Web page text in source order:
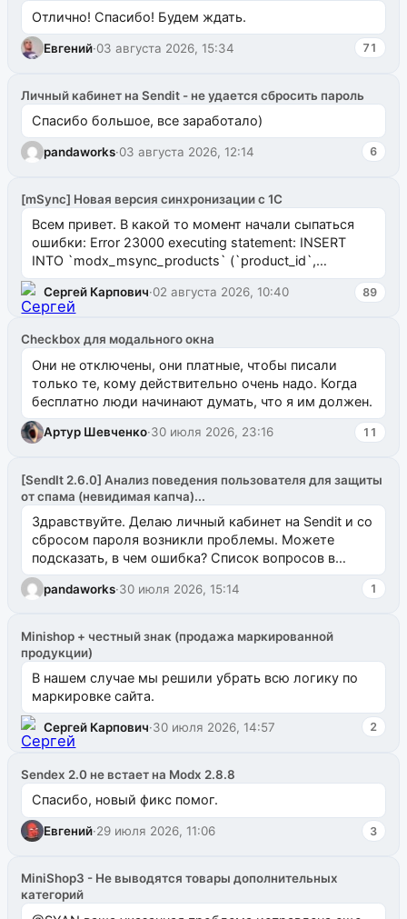
Отлично! Спасибо! Будем ждать.
Евгений·03 августа 2026, 15:34 71
Личный кабинет на Sendit - не удается сбросить пароль
Спасибо большое, все заработало)
pandaworks·03 августа 2026, 12:14 6
[mSync] Новая версия синхронизации с 1С
Всем привет. В какой то момент начали сыпаться
ошибки: Error 23000 executing statement: INSERT
INTO `modx_msync_products` (`product_id`,
`uuid_1c`) VALUES ...
Сергей Карпович·02 августа 2026, 10:40 89
Checkbox для модального окна
Они не отключены, они платные, чтобы писали
только те, кому действительно очень надо. Когда
бесплатно люди начинают думать, что я им должен.
Артур Шевченко·30 июля 2026, 23:16 11
[SendIt 2.6.0] Анализ поведения пользователя для защиты
от спама (невидимая капча)...
Здравствуйте. Делаю личный кабинет на Sendit и со
сбросом пароля возникли проблемы. Можете
подсказать, в чем ошибка? Список вопросов в
одноименном разделе на modx.pro пока пуст, и,...
pandaworks·30 июля 2026, 15:14 1
Minishop + честный знак (продажа маркированной
продукции)
В нашем случае мы решили убрать всю логику по
маркировке сайта.
Сергей Карпович·30 июля 2026, 14:57 2
Sendex 2.0 не встает на Modx 2.8.8
Спасибо, новый фикс помог.
Евгений·29 июля 2026, 11:06 3
MiniShop3 - Не выводятся товары дополнительных
категорий